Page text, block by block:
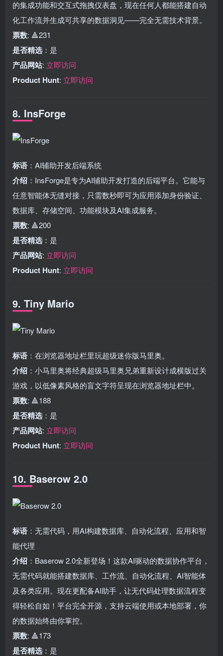
的集成功能和交互式拖拽仪表盘，现在任何人都能搭建自动
化工作流并生成可共享的数据洞见——完全无需技术背景。
票数: 🔺231
是否精选 ：是
产品网站: 立即访问
Product Hunt: 立即访问
8. InsForge
标语 ：AI辅助开发后端系统
介绍 ：InsForge是专为AI辅助开发打造的后端平台。它能与
任意智能体无缝对接，只需数秒即可为应用添加身份验证、
数据库、存储空间、功能模块及AI集成服务。
票数: 🔺200
是否精选 ：是
产品网站: 立即访问
Product Hunt: 立即访问
9. Tiny Mario
标语 ：在浏览器地址栏里玩超级迷你版马里奥。
介绍 ：小马里奥将经典超级马里奥兄弟重新设计成横版过关
游戏，以低像素风格的盲文字符呈现在浏览器地址栏中。
票数: 🔺188
是否精选 ：是
产品网站: 立即访问
Product Hunt: 立即访问
10. Baserow 2.0
标语 ：无需代码，用AI构建数据库、自动化流程、应用和智
能代理
介绍 ：Baserow 2.0全新登场！这款AI驱动的数据协作平台，
无需代码就能搭建数据库、工作流、自动化流程、AI智能体
及各类应用。现在更配备AI助手，让无代码处理数据流程变
得轻松自如！平台完全开源，支持云端使用或本地部署，你
的数据始终由你掌控。
票数: 🔺173
是否精选 ：是